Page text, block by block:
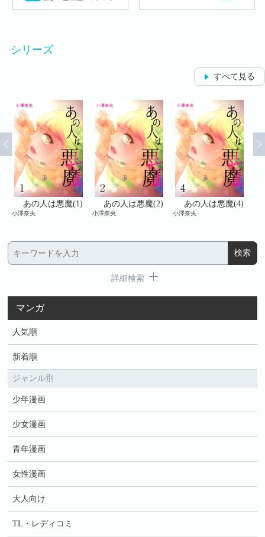
シリーズ
すべて見る
あの人は悪魔(1)
小澤奈央
あの人は悪魔(2)
小澤奈央
あの人は悪魔(4)
小澤奈央
詳細検索
マンガ
人気順
新着順
ジャンル別
少年漫画
少女漫画
青年漫画
女性漫画
大人向け
TL・レディコミ